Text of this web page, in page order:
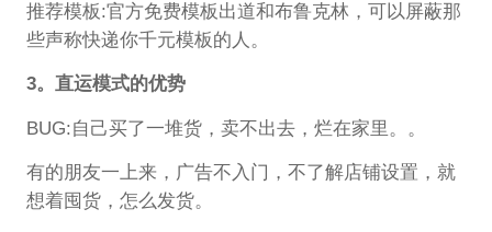
推荐模板:官方免费模板出道和布鲁克林，可以屏蔽那
些声称快递你千元模板的人。
3。直运模式的优势
BUG:自己买了一堆货，卖不出去，烂在家里。。
有的朋友一上来，广告不入门，不了解店铺设置，就
想着囤货，怎么发货。